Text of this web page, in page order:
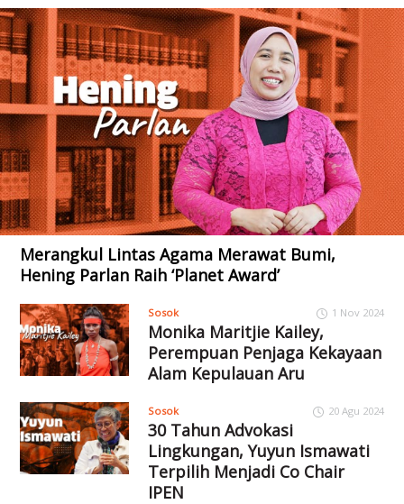
Merangkul Lintas Agama Merawat Bumi,
Hening Parlan Raih ‘Planet Award’
Sosok 1 Nov 2024
Monika Maritjie Kailey,
Perempuan Penjaga Kekayaan
Alam Kepulauan Aru
Sosok 20 Agu 2024
30 Tahun Advokasi
Lingkungan, Yuyun Ismawati
Terpilih Menjadi Co Chair
IPEN